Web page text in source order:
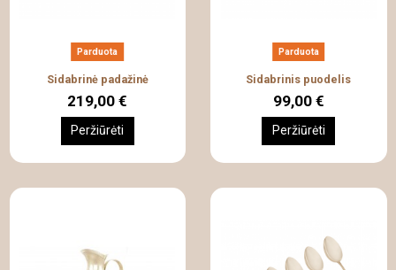
Parduota
Sidabrinė padažinė
219,00 €
Peržiūrėti
Parduota
Sidabrinis puodelis
99,00 €
Peržiūrėti